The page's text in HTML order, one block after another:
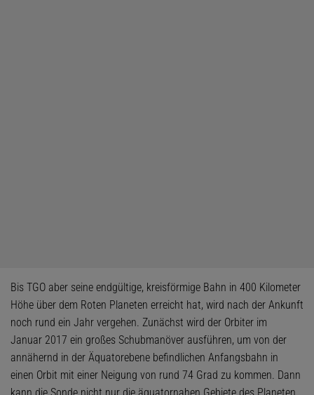
Bis TGO aber seine endgültige, kreisförmige Bahn in 400 Kilometer
Höhe über dem Roten Planeten erreicht hat, wird nach der Ankunft
noch rund ein Jahr vergehen. Zunächst wird der Orbiter im
Januar 2017 ein großes Schubmanöver ausführen, um von der
annähernd in der Äquatorebene befindlichen Anfangsbahn in
einen Orbit mit einer Neigung von rund 74 Grad zu kommen. Dann